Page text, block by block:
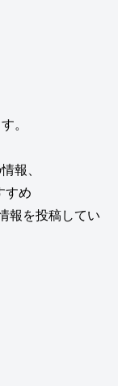
。
報、
すめ
報を投稿してい